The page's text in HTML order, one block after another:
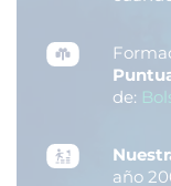
de:
año